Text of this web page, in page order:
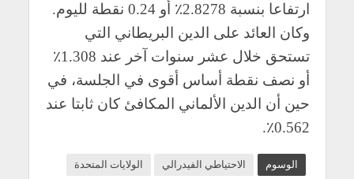
ارتفاعا بنسبة 2.8278٪ أو 0.24 نقطة لليوم.
وكان العائد على الدين البريطاني التي
تستحق خلال عشر سنوات آخر عند 1.308٪
أو نصف نقطة أساس أقوى في الجلسة، في
حين أن الدين الألماني المكافئ كان ثابتا عند
0.562٪.
الوسوم الاحتياطي الفيدرالي الولايات المتحدة